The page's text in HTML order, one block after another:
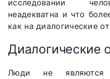
исследовании
неадекватна и что
как на диалогические
Диалогические
Люди не